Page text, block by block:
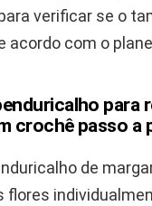
verificar se o
acordo com o
para
crochê passo a
de
flores